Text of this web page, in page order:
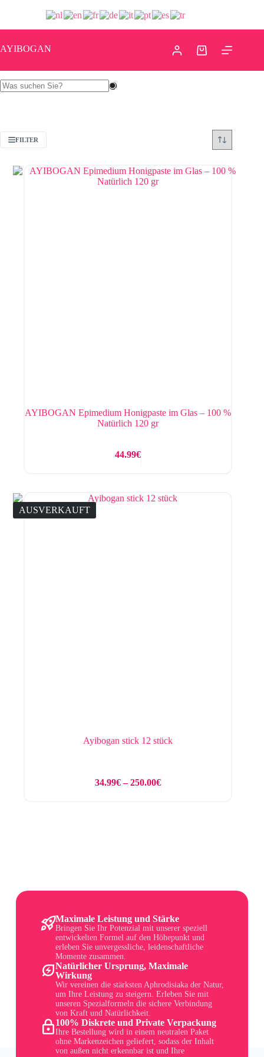
AYIBOGAN
FILTER
AYIBOGAN Epimedium Honigpaste im Glas – 100 %
Natürlich 120 gr
44.99€
AUSVERKAUFT
Ayibogan stick 12 stück
34.99€ –250.00€
Maximale Leistung und Stärke
Bringen Sie Ihr Potenzial mit unserer speziell
entwickelten Formel auf den Höhepunkt und
erleben Sie unvergessliche, leidenschaftliche
Momente zusammen.
Natürlicher Ursprung, Maximale
Wirkung
Wir vereinen die stärksten Aphrodisiaka der Natur,
um Ihre Leistung zu steigern. Erleben Sie mit
unseren Spezialformeln die sichere Verbindung
von Kraft und Natürlichkeit.
100% Diskrete und Private Verpackung
Ihre Bestellung wird in einem neutralen Paket
ohne Markenzeichen geliefert, sodass der Inhalt
von außen nicht erkennbar ist und Ihre